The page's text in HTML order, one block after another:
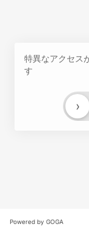
特異なアクセス
す
›
Powered by GOGA